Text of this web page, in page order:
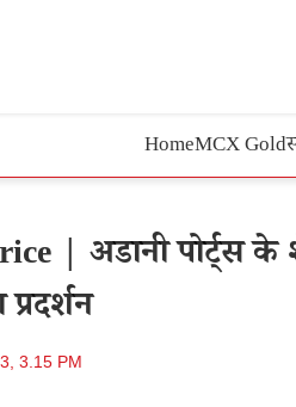
HomeMCX Gold
| अडानी पोर्ट्स के
3.15 PM